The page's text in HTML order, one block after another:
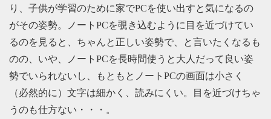
り、子供が学習のために家でPCを使い出すと気になるの
がその姿勢。ノートPCを覗き込むように目を近づけてい
るのを見ると、ちゃんと正しい姿勢で、と言いたくなるも
のの、いや、ノートPCを長時間使うと大人だって良い姿
勢でいられないし、もともとノートPCの画面は小さく
（必然的に）文字は細かく、読みにくい。目を近づけちゃ
うのも仕方ない・・・。